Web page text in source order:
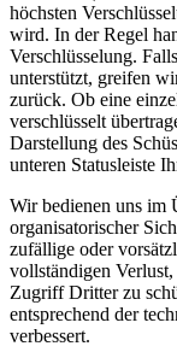
höchsten
wird. In der Regel
Verschlüsselung.
unterstützt, greifen
zurück. Ob eine
verschlüsselt
Darstellung des
unteren Statusleiste
Wir bedienen uns im
organisatorischer
zufällige oder
vollständigen
Zugriff Dritter zu
entsprechend der
verbessert.